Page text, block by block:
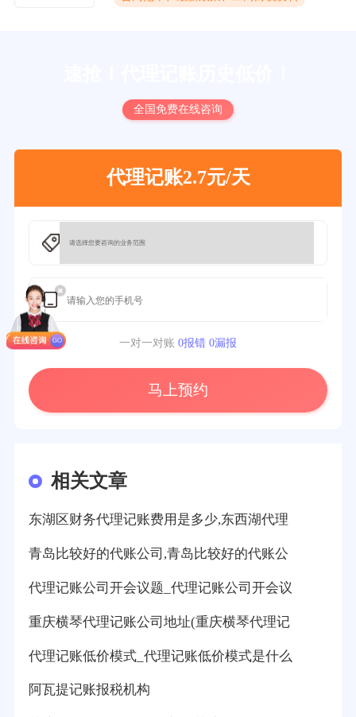
全国免费在线咨询
代理记账2.7元/天
一对一对账 0报错 0漏报
马上预约
相关文章
东湖区财务代理记账费用是多少,东西湖代理
青岛比较好的代账公司,青岛比较好的代账公
代理记账公司开会议题_代理记账公司开会议
重庆横琴代理记账公司地址(重庆横琴代理记
代理记账低价模式_代理记账低价模式是什么
阿瓦提记账报税机构